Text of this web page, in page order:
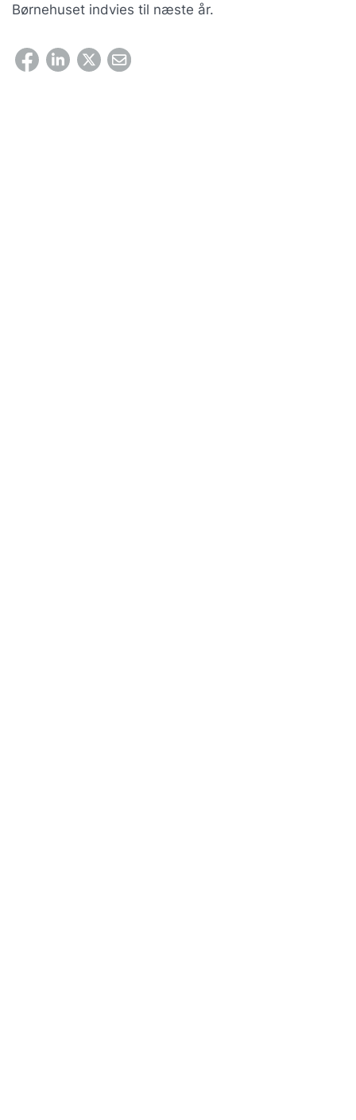
Børnehuset indvies til næste år.